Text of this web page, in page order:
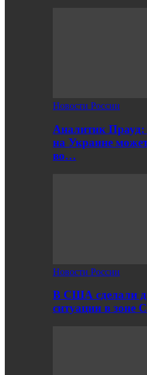
Новости России
Аналитик
на Украине
во…
Новости России
В США сделали
ситуации в